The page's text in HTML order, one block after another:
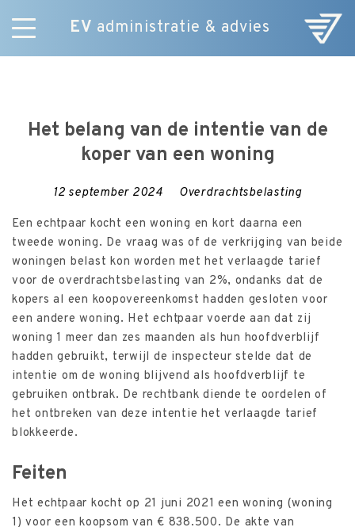
EV administratie & advies
Skip
Nieuws
Het belang van de intentie van de
koper van een woning
12 september 2024 Overdrachtsbelasting
Een echtpaar kocht een woning en kort daarna een
tweede woning. De vraag was of de verkrijging van beide
woningen belast kon worden met het verlaagde tarief
voor de overdrachtsbelasting van 2%, ondanks dat de
kopers al een koopovereenkomst hadden gesloten voor
een andere woning. Het echtpaar voerde aan dat zij
woning 1 meer dan zes maanden als hun hoofdverblijf
hadden gebruikt, terwijl de inspecteur stelde dat de
intentie om de woning blijvend als hoofdverblijf te
gebruiken ontbrak. De rechtbank diende te oordelen of
het ontbreken van deze intentie het verlaagde tarief
blokkeerde.
Feiten
Het echtpaar kocht op 21 juni 2021 een woning (woning
1) voor een koopsom van € 838.500. De akte van